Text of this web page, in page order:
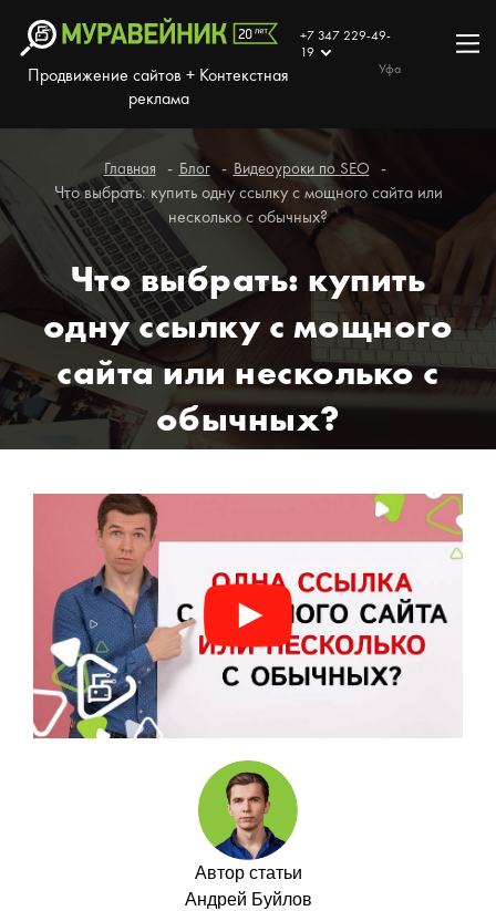
Продвижение сайтов + Контекстная
реклама
+7 347 229-49-
19
Уфа
Главная Блог Видеоуроки по SEO
Что выбрать: купить одну ссылку с мощного сайта или
несколько с обычных?
Что выбрать: купить
одну ссылку с мощного
сайта или несколько с
обычных?
Автор статьи
Андрей Буйлов